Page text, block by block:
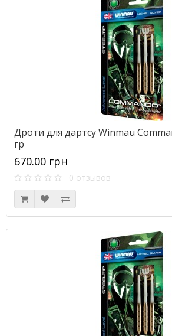
Дроти для дартсу Winmau
гр
670.00 грн
0 отзывов